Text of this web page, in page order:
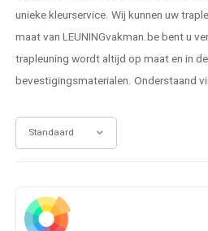
unieke kleurservice. Wij kunnen uw
maat van LEUNINGvakman.be bent u
trapleuning wordt altijd op maat en in
bevestigingsmaterialen. Onderstaand
Standaard